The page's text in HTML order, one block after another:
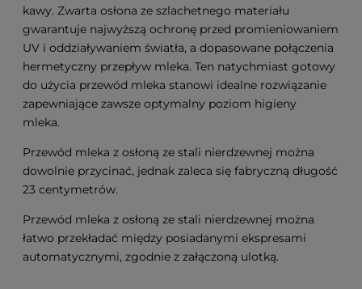
kawy. Zwarta osłona ze szlachetnego materiału
gwarantuje najwyższą ochronę przed promieniowaniem
UV i oddziaływaniem światła, a dopasowane połączenia
hermetyczny przepływ mleka. Ten natychmiast gotowy
do użycia przewód mleka stanowi idealne rozwiązanie
zapewniające zawsze optymalny poziom higieny
mleka.
Przewód mleka z osłoną ze stali nierdzewnej można
dowolnie przycinać, jednak zaleca się fabryczną długość
23 centymetrów.
Przewód mleka z osłoną ze stali nierdzewnej można
łatwo przekładać między posiadanymi ekspresami
automatycznymi, zgodnie z załączoną ulotką.